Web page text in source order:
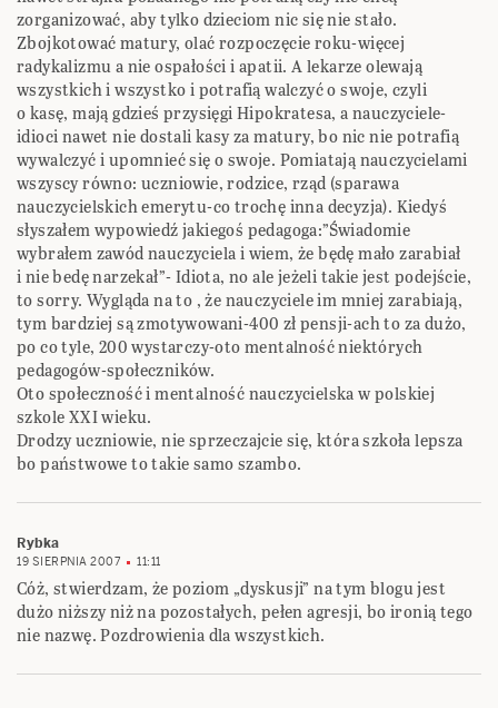
zorganizować, aby tylko dzieciom nic się nie stało.
Zbojkotować matury, olać rozpoczęcie roku-więcej
radykalizmu a nie ospałości i apatii. A lekarze olewają
wszystkich i wszystko i potrafią walczyć o swoje, czyli
o kasę, mają gdzieś przysięgi Hipokratesa, a nauczyciele-
idioci nawet nie dostali kasy za matury, bo nic nie potrafią
wywalczyć i upomnieć się o swoje. Pomiatają nauczycielami
wszyscy równo: uczniowie, rodzice, rząd (sparawa
nauczycielskich emerytu-co trochę inna decyzja). Kiedyś
słyszałem wypowiedź jakiegoś pedagoga:”Świadomie
wybrałem zawód nauczyciela i wiem, że będę mało zarabiał
i nie bedę narzekał”- Idiota, no ale jeżeli takie jest podejście,
to sorry. Wygląda na to , że nauczyciele im mniej zarabiają,
tym bardziej są zmotywowani-400 zł pensji-ach to za dużo,
po co tyle, 200 wystarczy-oto mentalność niektórych
pedagogów-społeczników.
Oto społeczność i mentalność nauczycielska w polskiej
szkole XXI wieku.
Drodzy uczniowie, nie sprzeczajcie się, która szkoła lepsza
bo państwowe to takie samo szambo.
Rybka
19 SIERPNIA 2007 11:11
Cóż, stwierdzam, że poziom „dyskusji” na tym blogu jest
dużo niższy niż na pozostałych, pełen agresji, bo ironią tego
nie nazwę. Pozdrowienia dla wszystkich.